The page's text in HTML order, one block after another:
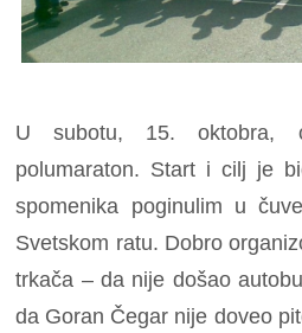
U subotu, 15. oktobra,
polumaraton. Start i cilj je
spomenika poginulim u
Svetskom ratu. Dobro
trkača – da nije došao
da Goran Čegar nije doveo